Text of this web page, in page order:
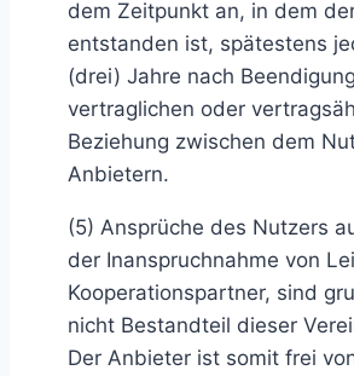
dem Zeitpunkt an, in dem
entstanden ist, spätestens
(drei) Jahre nach
vertraglichen oder
Beziehung zwischen dem
Anbietern.
(5) Ansprüche des Nutzers
der Inanspruchnahme von
Kooperationspartner, sind
nicht Bestandteil dieser
Der Anbieter ist somit frei